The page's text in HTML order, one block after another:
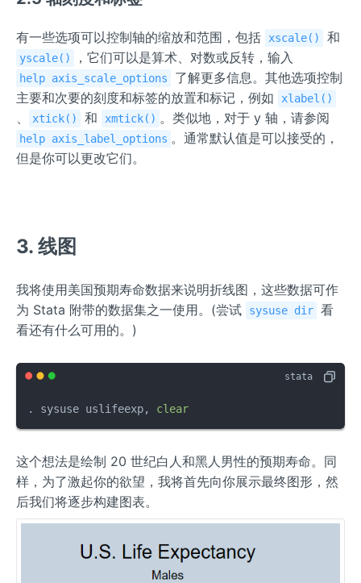
有一些选项可以控制轴的缩放和范围，包括 xscale() 和
yscale() ，它们可以是算术、对数或反转，输入
help axis_scale_options
了解更多信息。其他选项控制
主要和次要的刻度和标签的放置和标记，例如
xlabel()
、 xtick() 和 xmtick() 。类似地，对于 y 轴，请参阅
help axis_label_options 。通常默认值是可以接受的，
但是你可以更改它们。
3. 线图
我将使用美国预期寿命数据来说明折线图，这些数据可作
为 Stata 附带的数据集之一使用。(尝试
sysuse dir 看
看还有什么可用的。)
. sysuse uslifeexp, clear
这个想法是绘制 20 世纪白人和黑人男性的预期寿命。同
样，为了激起你的欲望，我将首先向你展示最终图形，然
后我们将逐步构建图表。